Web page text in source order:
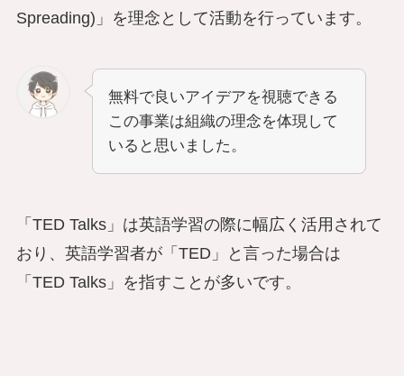
Spreading)」を理念として活動を行っています。
無料で良いアイデアを視聴できる
この事業は組織の理念を体現して
いると思いました。
「TED Talks」は英語学習の際に幅広く活用されて
おり、英語学習者が「TED」と言った場合は
「TED Talks」を指すことが多いです。